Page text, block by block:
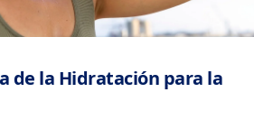
de la Hidratación para la